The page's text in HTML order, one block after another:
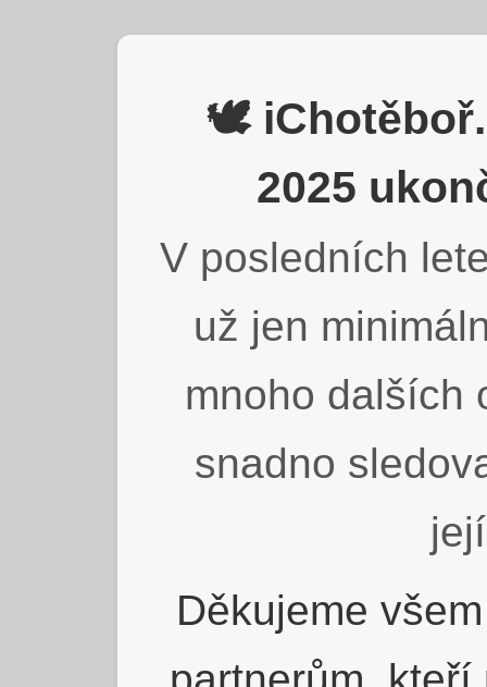
🕊️
2025
V posledních
už jen
mnoho dalších
snadno
Děkujeme